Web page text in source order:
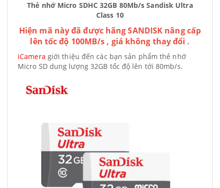
Thẻ nhớ Micro SDHC 32GB 80Mb/s Sandisk Ultra
Class 10
Hiện mã này đã được hãng SANDISK nâng cấp
lên tốc độ 100MB/s , giá không thay đổi .
iCamera giới thiệu đến các bạn sản phẩm thẻ nhớ
Micro SD dung lượng 32GB tốc độ lên tới 80mb/s.